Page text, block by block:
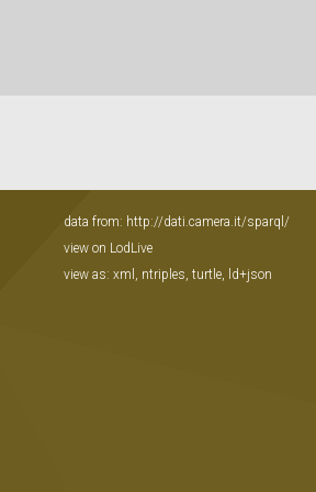
data from: http://dati.camera.it/sparql/
view on LodLive
view as: xml , ntriples, turtle, ld+json